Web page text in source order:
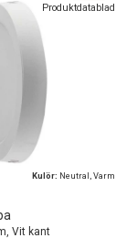
Produktdatablad
Kulör: Neutral, Varm
Vit kant